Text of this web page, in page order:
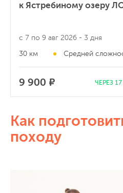
к Ястребиному озеру
с 7 по 9 авг 2026 - 3 дня
30 км Средней
9 900 ₽ ЧЕРЕЗ
Как
походу